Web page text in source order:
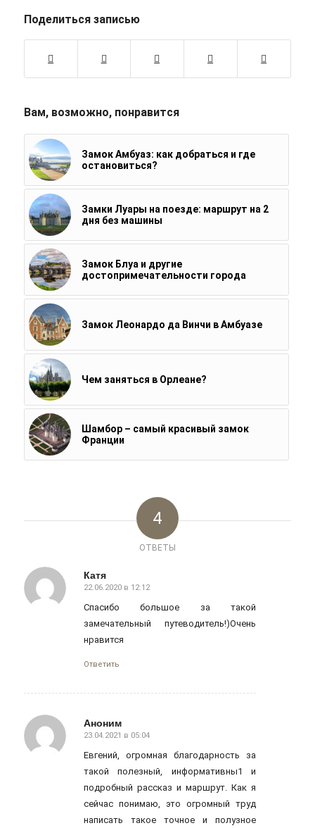
Поделиться записью
Вам, возможно, понравится
Замок Амбуаз: как добраться и где
остановиться?
Замки Луары на поезде: маршрут на 2
дня без машины
Замок Блуа и другие
достопримечательности города
Замок Леонардо да Винчи в Амбуазе
Чем заняться в Орлеане?
Шамбор – самый красивый замок
Франции
4
ОТВЕТЫ
Катя
говорит:
22.06.2020 в 12:12
Спасибо большое за такой
замечательный путеводитель!)Очень
нравится
Ответить
Аноним
говорит:
23.04.2021 в 05:04
Евгений, огромная благодарность за
такой полезный, информативны1 и
подробный рассказ и маршрут. Как я
сейчас понимаю, это огромный труд
написать такое точное и полузное